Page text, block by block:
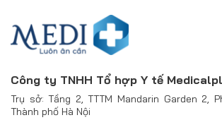
Công ty TNHH Tổ hợp Y tế
Trụ sở: Tầng 2, TTTM Mandarin Garden 2,
Thành phố Hà Nội